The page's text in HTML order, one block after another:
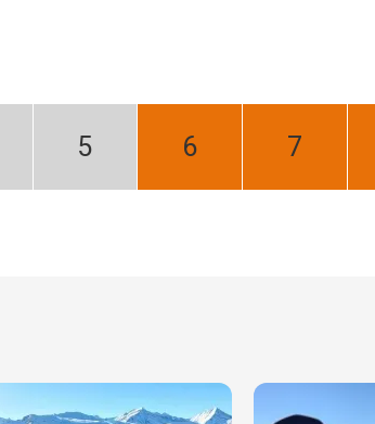
Maj:
Czerwiec:
Lipiec: